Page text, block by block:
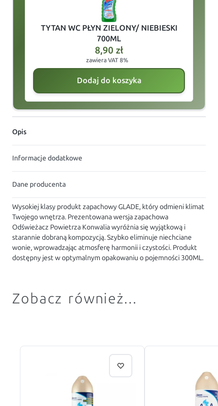
TYTAN WC PŁYN ZIELONY/ NIEBIESKI
700ML
8,90 zł
zawiera VAT 8%
Dodaj do koszyka
Opis
Informacje dodatkowe
Dane producenta
Wysokiej klasy produkt zapachowy GLADE, który odmieni klimat
Twojego wnętrza. Prezentowana wersja zapachowa
Odświeżacz Powietrza Konwalia wyróżnia się wyjątkową i
starannie dobraną kompozycją. Szybko eliminuje niechciane
wonie, wprowadzając atmosferę harmonii i czystości. Produkt
dostępny jest w optymalnym opakowaniu o pojemności 300ML.
Zobacz również...